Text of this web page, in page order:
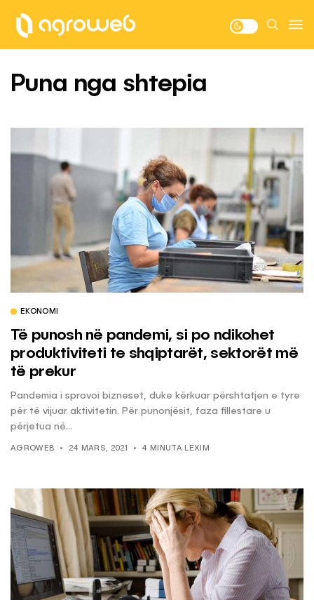
Puna nga shtepia
EKONOMI
Të punosh në pandemi, si po ndikohet
produktiviteti te shqiptarët, sektorët më
të prekur
Pandemia i sprovoi bizneset, duke kërkuar përshtatjen e tyre
për të vijuar aktivitetin. Për punonjësit, faza fillestare u
përjetua në...
AGROWEB 24 MARS, 2021 4 MINUTA LEXIM